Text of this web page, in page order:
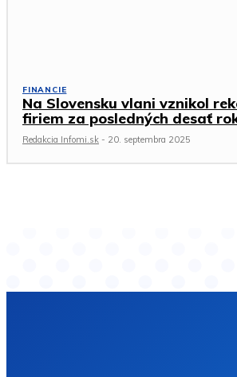
FINANCIE
Na Slovensku vlani vznikol
firiem za posledných desať
Redakcia Infomi.sk - 20. septembra 2025